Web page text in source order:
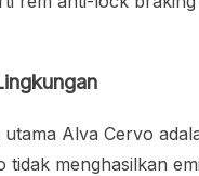
Alva Cervo
tidak menghasilkan